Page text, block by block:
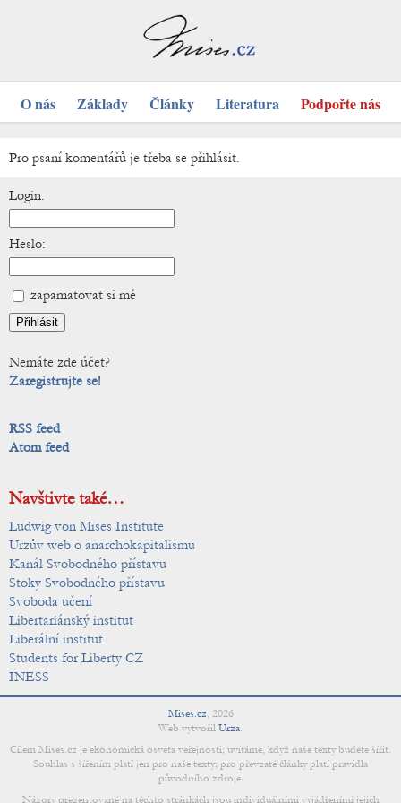
O nás Základy Články Literatura Podpořte nás
Pro psaní komentářů je třeba se přihlásit.
Login:
Heslo:
zapamatovat si mě
Nemáte zde účet?
Zaregistrujte se!
RSS feed
Atom feed
Navštivte také…
Ludwig von Mises Institute
Urzův web o anarchokapitalismu
Kanál Svobodného přístavu
Stoky Svobodného přístavu
Svoboda učení
Libertariánský institut
Liberální institut
Students for Liberty CZ
INESS
Mises.cz, 2026
Web vytvořil Urza.
Cílem Mises.cz je ekonomická osvěta veřejnosti; uvítáme, když naše texty budete šířit.
Souhlas s šířením platí jen pro naše texty; pro převzaté články platí pravidla
původního zdroje.
Názory prezentované na těchto stránkách jsou individuálními vyjádřeními jejich